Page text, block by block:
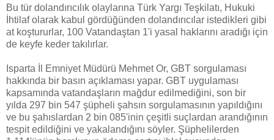
Bu tür dolandırıcılık olaylarına Türk Yargı Teşkilatı, Hukuki
İhtilaf olarak kabul gördüğünden dolandırıcılar istedikleri gibi
at koştururlar, 100 Vatandaştan 1'i yasal haklarını aradığı için
de keyfe keder takılırlar.
Isparta İl Emniyet Müdürü Mehmet Or, GBT sorgulaması
hakkında bir basın açıklaması yapar. GBT uygulaması
kapsamında vatandaşların mağdur edilmediğini, son bir
yılda 297 bin 547 şüpheli şahsın sorgulamasının yapıldığını
ve bu şahıslardan 2 bin 085'inin çeşitli suçlardan arandığının
tespit edildiğini ve yakalandığını söyler. Şüphelilerden